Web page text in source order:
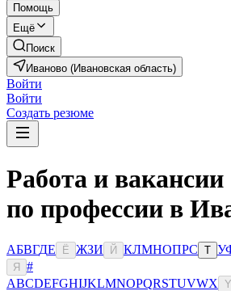
Помощь
Ещё
Поиск
Иваново (Ивановская область)
Войти
Войти
Создать резюме
Работа и вакансии
по профессии в
АБВГДЕ Ё ЖЗИ Й КЛМНОПРС Т У
Я
#
ABCDEFGHIJKLMNOPQRSTUVWX Y